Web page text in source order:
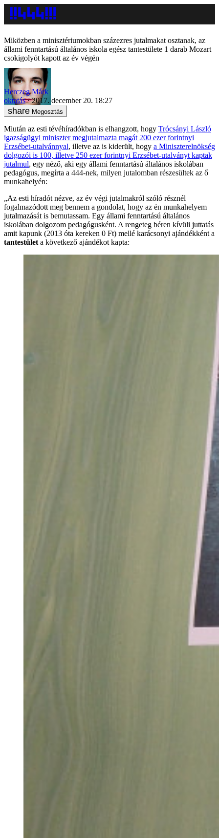
Miközben a minisztériumokban százezres jutalmakat osztanak, az
állami fenntartású általános iskola egész tantestülete 1 darab Mozart
csokigolyót kapott az év végén
Herczeg Márk
oktatás
2017. december 20. 18:27
Megosztás
Miután az esti tévéhíradókban is elhangzott, hogy Trócsányi László
igazságügyi miniszter megjutalmazta magát 200 ezer forintnyi
Erzsébet-utalvánnyal, illetve az is kiderült, hogy a Miniszterelnökség
dolgozói is 100, illetve 250 ezer forintnyi Erzsébet-utalványt kaptak
jutalmul, egy néző, aki egy állami fenntartású általános iskolában
pedagógus, megírta a 444-nek, milyen jutalomban részesültek az ő
munkahelyén:
„Az esti híradót nézve, az év végi jutalmakról szóló résznél
fogalmazódott meg bennem a gondolat, hogy az én munkahelyem
jutalmazását is bemutassam. Egy állami fenntartású általános
iskolában dolgozom pedagógusként. A rengeteg béren kívüli juttatás
amit kapunk (2013 óta kereken 0 Ft) mellé karácsonyi ajándékként a
tantestület a következő ajándékot kapta: